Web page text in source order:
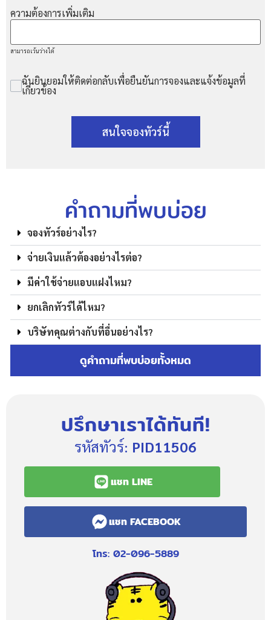
ความต้องการเพิ่มเติม
สามารถเว้นว่างได้
ฉันยินยอมให้ติดต่อกลับเพื่อยืนยันการจองและแจ้งข้อมูลที่
เกี่ยวข้อง
สนใจจองทัวร์นี้
คำถามที่พบบ่อย
จองทัวร์อย่างไร?
จ่ายเงินแล้วต้องอย่างไรต่อ?
มีค่าใช้จ่ายแอบแฝงไหม?
ยกเลิกทัวร์ได้ไหม?
บริษัทคุณต่างกับที่อื่นอย่างไร?
ดูคำถามที่พบบ่อยทั้งหมด
ปรึกษาเราได้ทันที!
รหัสทัวร์: PID11506
แชท LINE
แชท FACEBOOK
โทร: 02-096-5889